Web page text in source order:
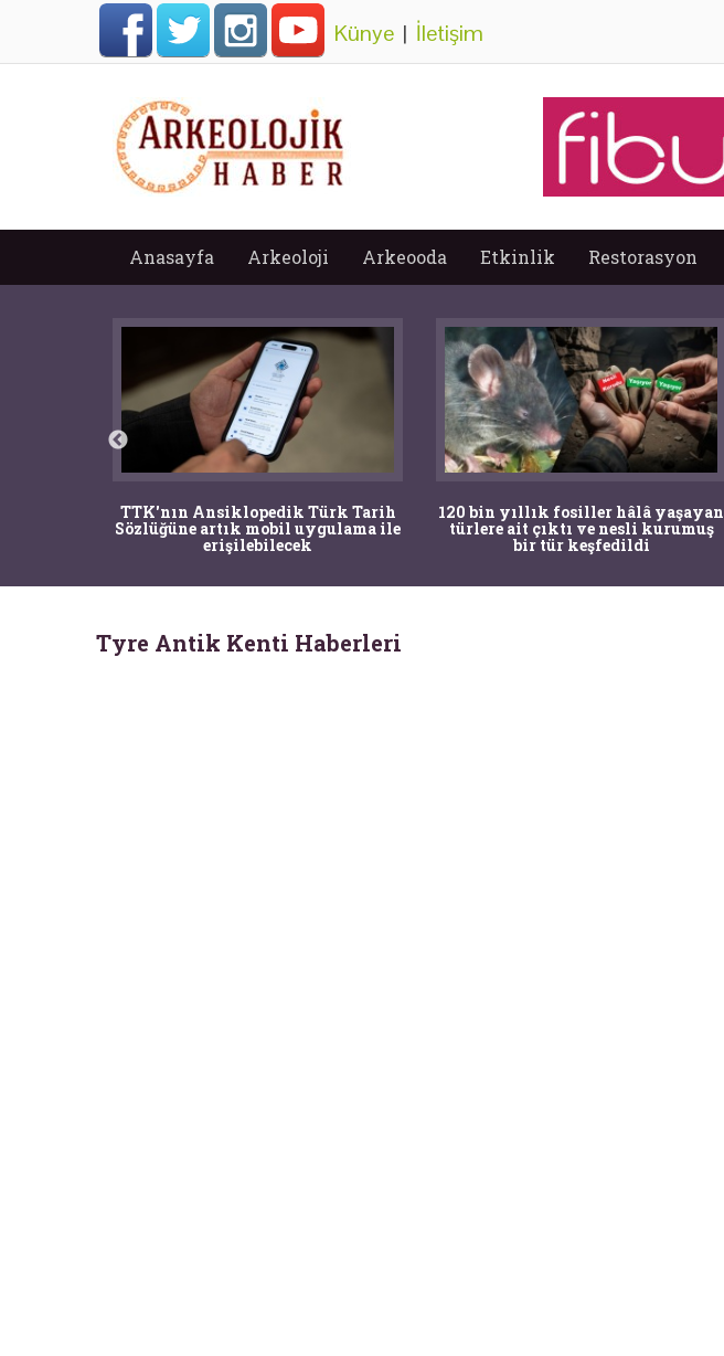
Künye | İletişim
Anasayfa Arkeoloji Arkeooda Etkinlik Restorasyon
TTK'nın Ansiklopedik Türk Tarih
Sözlüğüne artık mobil uygulama ile
erişilebilecek
120 bin yıllık fosiller hâlâ yaşayan
türlere ait çıktı ve nesli kurumuş
bir tür keşfedildi
Tyre Antik Kenti Haberleri